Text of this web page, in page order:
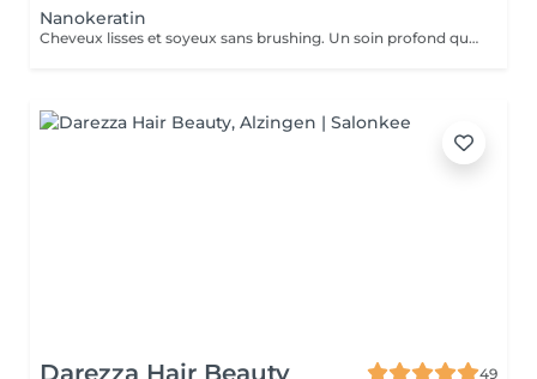
Nanokeratin
Cheveux lisses et soyeux sans brushing. Un soin profond qui nourrit et sublime la fibre capillaire, pour un résultat naturel et lumineux
Darezza Hair Beauty 49